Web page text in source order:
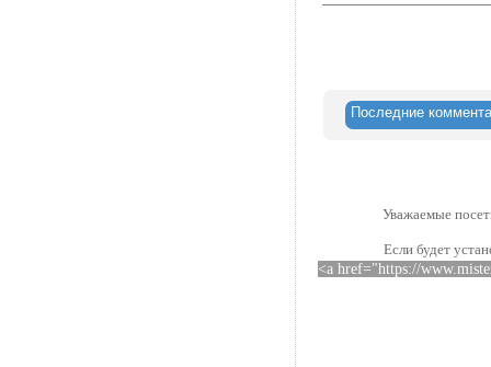
Последние
Уважаемые
Если будет
<a href="https://